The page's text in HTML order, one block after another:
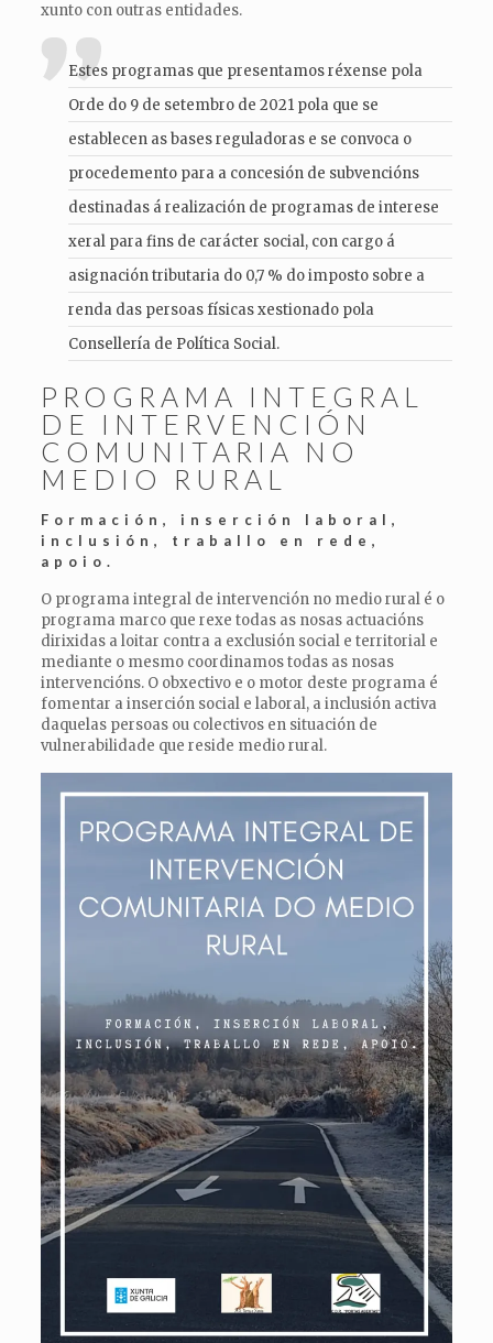
xunto con outras entidades.
Estes programas que presentamos réxense pola
Orde do 9 de setembro de 2021 pola que se
establecen as bases reguladoras e se convoca o
procedemento para a concesión de subvencións
destinadas á realización de programas de interese
xeral para fins de carácter social, con cargo á
asignación tributaria do 0,7 % do imposto sobre a
renda das persoas físicas xestionado pola
Consellería de Política Social.
PROGRAMA INTEGRAL
DE INTERVENCIÓN
COMUNITARIA NO
MEDIO RURAL
Formación, inserción laboral,
inclusión, traballo en rede,
apoio.
O programa integral de intervención no medio rural é o
programa marco que rexe todas as nosas actuacións
dirixidas a loitar contra a exclusión social e territorial e
mediante o mesmo coordinamos todas as nosas
intervencións. O obxectivo e o motor deste programa é
fomentar a inserción social e laboral, a inclusión activa
daquelas persoas ou colectivos en situación de
vulnerabilidade que reside medio rural.